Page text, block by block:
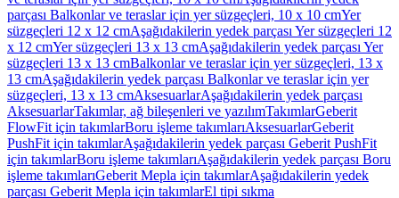
parçası Balkonlar ve teraslar için yer süzgeçleri, 10 x 10 cmYer
süzgeçleri 12 x 12 cmAşağıdakilerin yedek parçası Yer süzgeçleri 12
x 12 cmYer süzgeçleri 13 x 13 cmAşağıdakilerin yedek parçası Yer
süzgeçleri 13 x 13 cmBalkonlar ve teraslar için yer süzgeçleri, 13 x
13 cmAşağıdakilerin yedek parçası Balkonlar ve teraslar için yer
süzgeçleri, 13 x 13 cmAksesuarlarAşağıdakilerin yedek parçası
AksesuarlarTakımlar, ağ bileşenleri ve yazılımTakımlarGeberit
FlowFit için takımlarBoru işleme takımlarıAksesuarlarGeberit
PushFit için takımlarAşağıdakilerin yedek parçası Geberit PushFit
için takımlarBoru işleme takımlarıAşağıdakilerin yedek parçası Boru
işleme takımlarıGeberit Mepla için takımlarAşağıdakilerin yedek
parçası Geberit Mepla için takımlarEl tipi sıkma